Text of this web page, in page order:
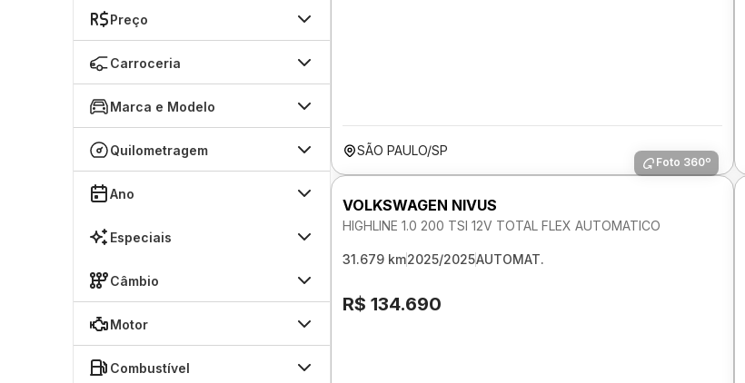
Preço
Carroceria
Marca e Modelo
Quilometragem
Ano
Especiais
Câmbio
Motor
Combustível
SÃO PAULO/SP
Foto 360º
VOLKSWAGEN NIVUS
HIGHLINE 1.0 200 TSI 12V TOTAL FLEX AUTOMATICO
31.679 km2025/2025AUTOMAT.
R$ 134.690